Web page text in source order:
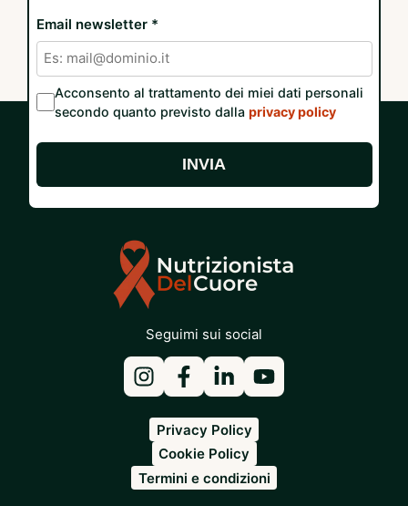
Email newsletter *
Acconsento al trattamento dei miei dati personali
secondo quanto previsto dalla privacy policy
INVIA
Seguimi sui social
Privacy Policy
Cookie Policy
Termini e condizioni